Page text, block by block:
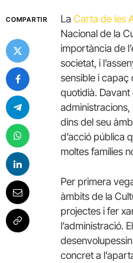
COMPARTIR La Carta de les
Nacional de la
importància de
societat, i
sensible i capaç
quotidià.
dins del seu
d’acció pública
moltes famílies
Per primera
àmbits de la
projectes i fer
l’administració.
concret a